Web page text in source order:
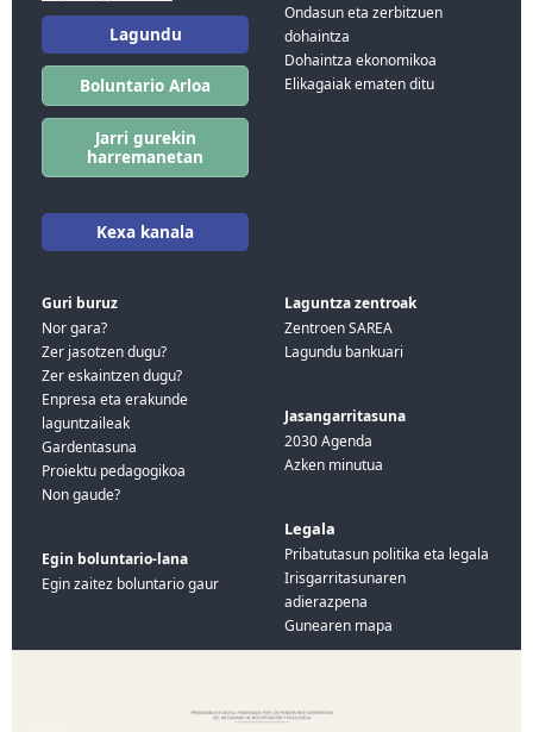
Lagundu
Boluntario Arloa
Jarri gurekin
harremanetan
Kexa kanala
Ondasun eta zerbitzuen
dohaintza
Dohaintza ekonomikoa
Elikagaiak ematen ditu
Guri buruz
Nor gara?
Zer jasotzen dugu?
Zer eskaintzen dugu?
Enpresa eta erakunde
laguntzaileak
Gardentasuna
Proiektu pedagogikoa
Non gaude?
Egin boluntario-lana
Egin zaitez boluntario gaur
Laguntza zentroak
Zentroen SAREA
Lagundu bankuari
Jasangarritasuna
2030 Agenda
Azken minutua
Legala
Pribatutasun politika eta legala
Irisgarritasunaren
adierazpena
Gunearen mapa